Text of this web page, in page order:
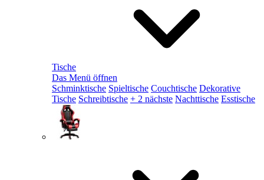
Tische
Das Menü öffnen
Schminktische Spieltische Couchtische Dekorative
Tische Schreibtische + 2 nächste Nachttische Esstische